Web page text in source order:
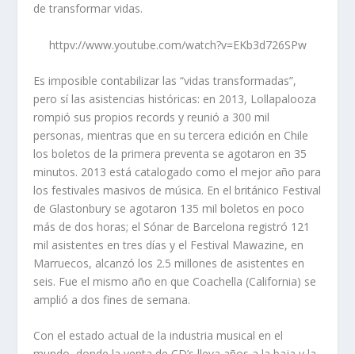
de transformar vidas.
httpv://www.youtube.com/watch?v=EKb3d726SPw
Es imposible contabilizar las “vidas transformadas”,
pero sí las asistencias históricas: en 2013, Lollapalooza
rompió sus propios records y reunió a 300 mil
personas, mientras que en su tercera edición en Chile
los boletos de la primera preventa se agotaron en 35
minutos. 2013 está catalogado como el mejor año para
los festivales masivos de música. En el británico Festival
de Glastonbury se agotaron 135 mil boletos en poco
más de dos horas; el Sónar de Barcelona registró 121
mil asistentes en tres días y el Festival Mawazine, en
Marruecos, alcanzó los 2.5 millones de asistentes en
seis. Fue el mismo año en que Coachella (California) se
amplió a dos fines de semana.
Con el estado actual de la industria musical en el